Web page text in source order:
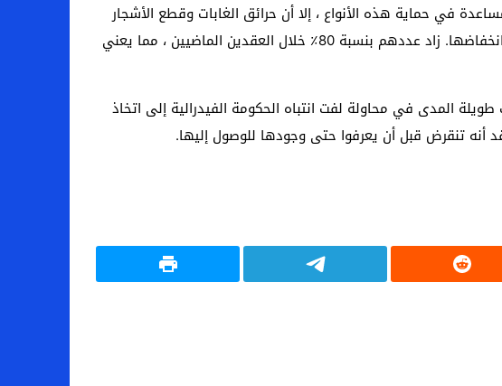
فيكتوريا في عام 2019 خصصوا 96000 هكتار من الغابات للمساعدة في حماية هذه الأنواع ، إلا أن حرائق الغابات وقطع الأشجار
من قبل السكان دمرت حوالي نصف منطقة الحماية ، مما أدى إلى فقدان العديد من الطائرات الشراعية مع انخفاضها. زاد عددهم بنسبة 80٪ خلال العقدين الماضيين ، مما يعني
المدى في محاولة لفت انتباه الحكومة الفيدرالية إلى اتخاذ
أنه تنقرض قبل أن يعرفوا حتى وجودها للوصول إليها.